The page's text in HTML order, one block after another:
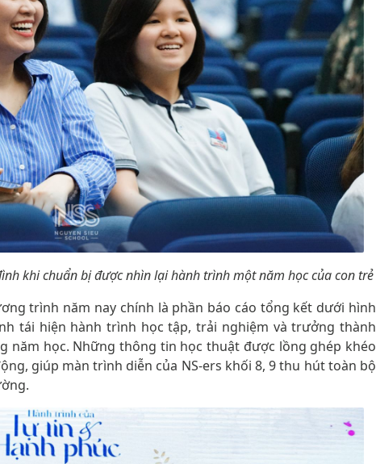
khi chuẩn bị được nhìn lại hành trình một năm học của con trẻ
trình năm nay chính là phần báo cáo tổng kết dưới hình
tái hiện hành trình học tập, trải nghiệm và trưởng thành
năm học. Những thông tin học thuật được lồng ghép khéo
giúp màn trình diễn của NS-ers khối 8, 9 thu hút toàn bộ